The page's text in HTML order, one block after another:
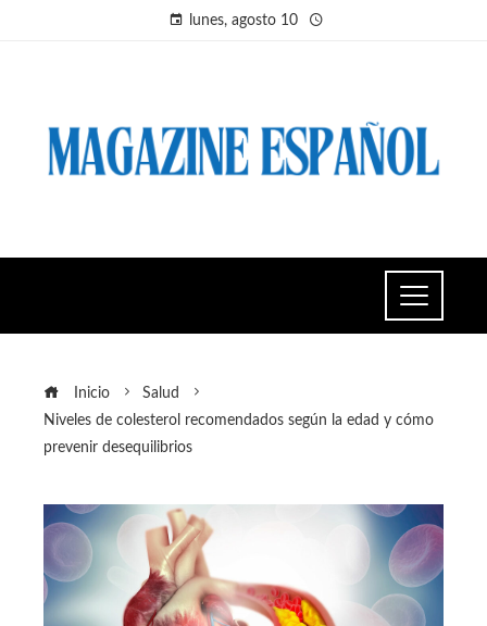
lunes, agosto 10
Inicio
Salud
Niveles de colesterol recomendados según la edad y cómo
prevenir desequilibrios